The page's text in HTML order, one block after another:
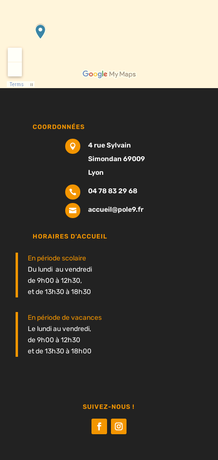
COORDONNÉES

4 rue Sylvain
Simondan 69009
Lyon
 04 78 83 29 68
 accueil@pole9.fr
HORAIRES D'ACCUEIL
En période scolaire
Du lundi au vendredi
de 9h00 à 12h30,
et de 13h30 à 18h30
En période de vacances
Le lundi au vendredi,
de 9h00 à 12h30
et de 13h30 à 18h00
SUIVEZ-NOUS !